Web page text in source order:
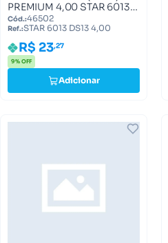
PREMIUM 4,00 STAR 6013
DS13 4,00
Cód.:46502
Ref.: STAR 6013 DS13 4,00
R$ 23,27
9% OFF
Adicionar